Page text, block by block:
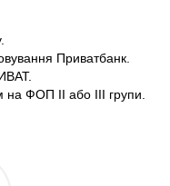
Приватбанк.
на ФОП II або III групи.